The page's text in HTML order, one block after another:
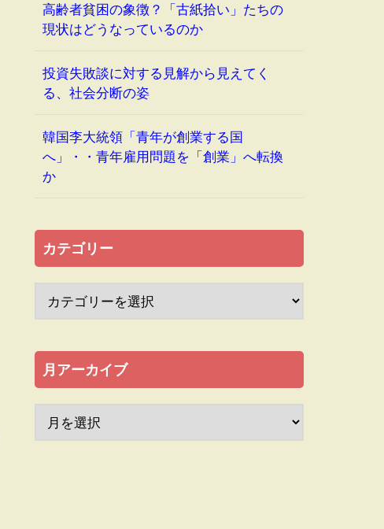
高齢者貧困の象徴？「古紙拾い」たちの
現状はどうなっているのか
投資失敗談に対する見解から見えてく
る、社会分断の姿
韓国李大統領「青年が創業する国
へ」・・青年雇用問題を「創業」へ転換
か
カテゴリー
月アーカイブ